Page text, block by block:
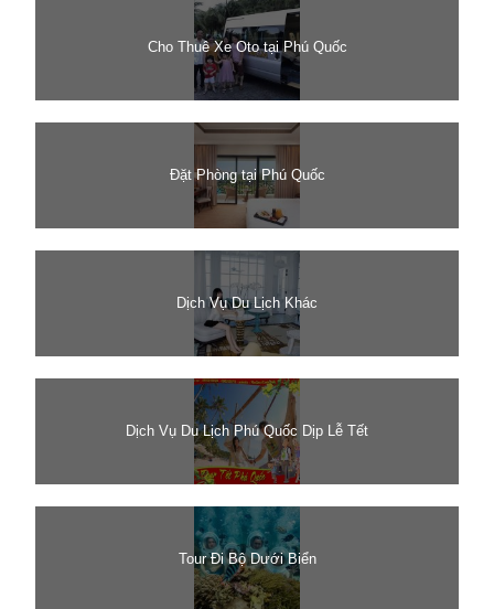
Cho Thuê Xe Oto tại Phú Quốc
Đặt Phòng tại Phú Quốc
Dịch Vụ Du Lịch Khác
Dịch Vụ Du Lịch Phú Quốc Dịp Lễ Tết
Tour Đi Bộ Dưới Biển